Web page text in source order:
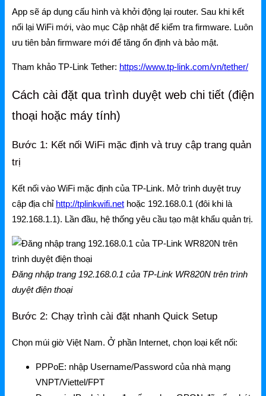
DLink 4G
App sẽ áp dụng cấu hình và khởi động lại router. Sau khi kết
nối lại WiFi mới, vào mục Cập nhật để kiểm tra firmware. Luôn
ưu tiên bản firmware mới để tăng ổn định và bảo mật.
Tham khảo TP-Link Tether: https://www.tp-link.com/vn/tether/
Cách cài đặt qua trình duyệt web chi tiết (điện
thoại hoặc máy tính)
Bước 1: Kết nối WiFi mặc định và truy cập trang quản
trị
Kết nối vào WiFi mặc định của TP-Link. Mở trình duyệt truy
cập địa chỉ http://tplinkwifi.net hoặc 192.168.0.1 (đôi khi là
192.168.1.1). Lần đầu, hệ thống yêu cầu tạo mật khẩu quản trị.
Đăng nhập trang 192.168.0.1 của TP-Link WR820N trên trình
duyệt điện thoại
Bước 2: Chạy trình cài đặt nhanh Quick Setup
Chọn múi giờ Việt Nam. Ở phần Internet, chọn loại kết nối:
PPPoE: nhập Username/Password của nhà mạng
VNPT/Viettel/FPT